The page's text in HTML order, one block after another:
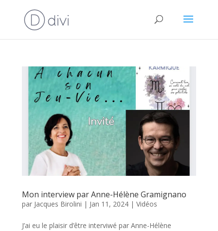
Mon interview par Anne-Hélène Gramignano
par Jacques Birolini | Jan 11, 2024| Vidéos
J’ai eu le plaisir d’être interviwé par Anne-Hélène